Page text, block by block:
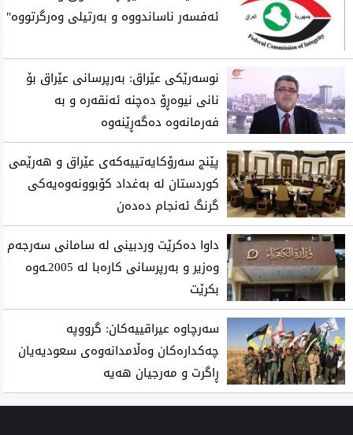
ئه‌فسه‌ر ناساندووه‌ و به‌رتیلی‌ وه‌رگرتووه‌"
نوسەرێکی عێراق: بەرپرسانی عێراق بۆ
نانی نیوەڕۆ دەچنە ئەنقەرە و بە
فەرمانەوە دەگەڕێنەوە
پێنج سەرۆکایەتییەکەی عێراق و هەرێمی
کوردستان لە بەغداد کۆبوونەوەیەکی
گرنگ ئەنجام دەدەن
داوا دەکرێت وردبینی لە سامانی سەرجەم
وەزیر و بەرپرسانی کارەبا لە 2005ـەوە
بکرێت
سەرچاوە عیراقییەکان: گرووپە
چەکدارەکان وەڵامدانەوەی سعودیەیان
ڕاگرت و مەرجیان هەیە